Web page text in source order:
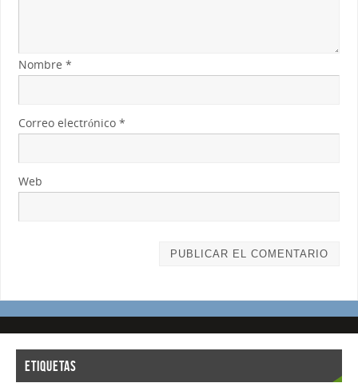
Nombre *
Correo electrónico *
Web
ETIQUETAS